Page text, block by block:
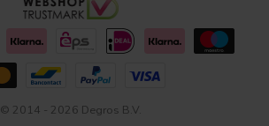
© 2014 - 2026 Degros B.V.